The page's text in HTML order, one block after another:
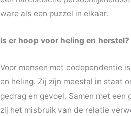
ware als een puzzel in elkaar.
Is er hoop voor heling en herstel?
Voor mensen met codependentie
en heling. Zij zijn meestal in staat
gedrag en gevoel. Samen met een
zij het misbruik van de relatie